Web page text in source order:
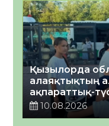
Қызылорда
алаяқтықтың
ақпараттық-
10.08.2026